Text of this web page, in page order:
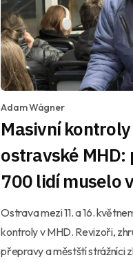
Adam Wágner
Masivní
ostravské MHD:
700 lidí muselo
Ostrava mezi 11. a 16.
kontroly v MHD. Revizoři,
přepravy a městští strážníci